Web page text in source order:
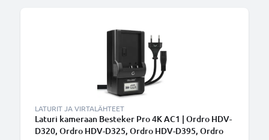
LATURIT JA VIRTALÄHTEET
Laturi kameraan Besteker Pro 4K AC1 | Ordro HDV-
D320, Ordro HDV-D325, Ordro HDV-D395, Ordro